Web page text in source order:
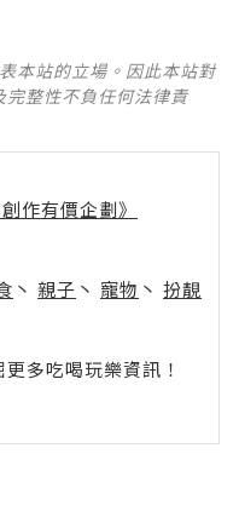
本站的立場。因此本站對
整性不負任何法律責
作有價企劃》
丶 親子 丶 寵物 丶 扮靚
多吃喝玩樂資訊！